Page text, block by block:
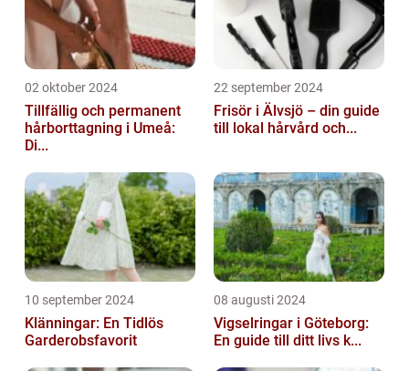
02 oktober 2024
Tillfällig och permanent
hårborttagning i Umeå:
Di...
22 september 2024
Frisör i Älvsjö – din guide
till lokal hårvård och...
10 september 2024
Klänningar: En Tidlös
Garderobsfavorit
08 augusti 2024
Vigselringar i Göteborg:
En guide till ditt livs k...